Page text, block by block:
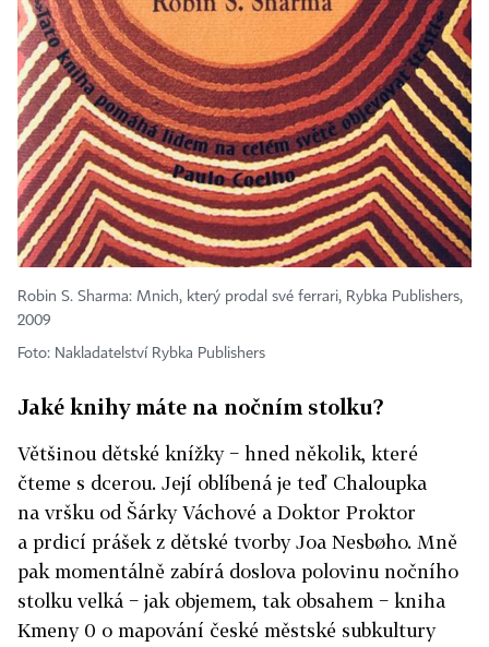
Robin S. Sharma: Mnich, který prodal své ferrari, Rybka Publishers,
2009
Foto: Nakladatelství Rybka Publishers
Jaké knihy máte na nočním stolku?
Většinou dětské knížky − hned několik, které
čteme s dcerou. Její oblíbená je teď Chaloupka
na vršku od Šárky Váchové a Doktor Proktor
a prdicí prášek z dětské tvorby Joa Nesbøho. Mně
pak momentálně zabírá doslova polovinu nočního
stolku velká − jak objemem, tak obsahem − kniha
Kmeny 0 o mapování české městské subkultury